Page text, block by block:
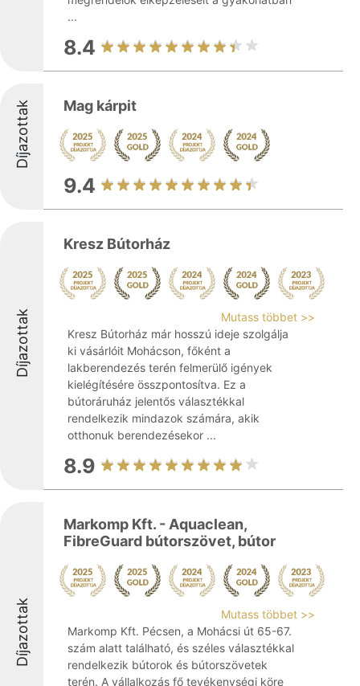
...
8.4
Díjazottak Mag kárpit
9.4
Díjazottak
Kresz Bútorház
Mutass többet >>
Kresz Bútorház már hosszú ideje szolgálja
ki vásárlóit Mohácson, főként a
lakberendezés terén felmerülő igények
kielégítésére összpontosítva. Ez a
bútoráruház jelentős választékkal
rendelkezik mindazok számára, akik
otthonuk berendezésekor ...
8.9
Díjazottak
Markomp Kft. - Aquaclean,
FibreGuard bútorszövet, bútor
Mutass többet >>
Markomp Kft. Pécsen, a Mohácsi út 65-67.
szám alatt található, és széles választékkal
rendelkezik bútorok és bútorszövetek
terén. A vállalkozás fő tevékenységi köre